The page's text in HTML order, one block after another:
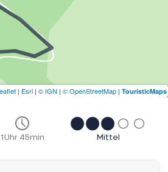
1Uhr 45min Mittel
| Esri | © IGN | © OpenStreetMap | TouristicMaps